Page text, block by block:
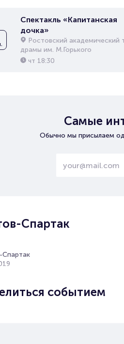
Спектакль «Капитанская
дочка»
Ростовский академический
драмы им. М.Горького
чт 18:30
Самые
Обычно мы присылаем
Спартак
Спартак
событием